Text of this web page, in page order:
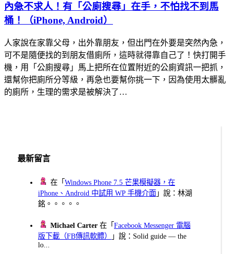
內急不求人！有「公廁搜尋」在手，不怕找不到馬
桶！（iPhone, Android）
人家說在家靠父母，出外靠朋友，但出門在外要是突然內急，
可不是隨便找的到朋友借廁所，這時就得靠自己了！快打開手
機，用「公廁搜尋」馬上把所在位置附近的公廁資訊一把抓，
還幫你把廁所分等級，再急也要幫你挑一下，因為使用太髒亂
的廁所，生理的需求是被解決了…
最新留言
在「Windows Phone 7.5 芒果模擬器，在
iPhone、Android 中試用 WP 手機介面 」說：林湖
銘。。。。。
Michael Carter 在「Facebook Messenger 電腦
版下載（FB傳訊軟體）
」說：Solid guide — the
lo...